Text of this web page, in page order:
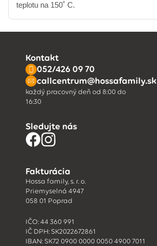
teplotu na 150˚ C.
Kontakt
052/426 09 70
callcentrum@hossafamily.sk
každý pracovný deň od 8:00 do
16:30
Sledujte nás
Fakturácia
Hossa family, s. r. o.
Priemyselná 4947
058 01 Poprad
IČO: 44 360 991
IČ DPH: SK2022672861
IBAN: SK72 0900 0000 0050 4900 7011